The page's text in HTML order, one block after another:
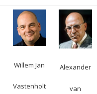
Willem Jan
Vastenholt
Alexander
van